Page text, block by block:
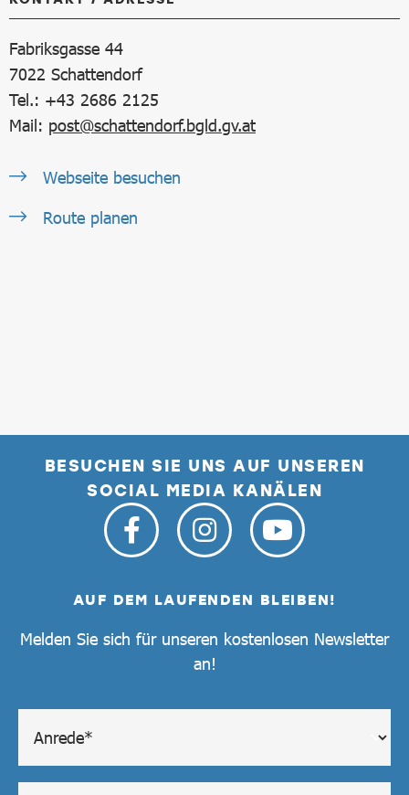
Fabriksgasse 44
7022 Schattendorf
Tel.: +43 2686 2125
Mail: post@schattendorf.bgld.gv.at
Webseite besuchen
Route planen
BESUCHEN SIE UNS AUF UNSEREN
SOCIAL MEDIA KANÄLEN
AUF DEM LAUFENDEN BLEIBEN!
Melden Sie sich für unseren kostenlosen Newsletter
an!